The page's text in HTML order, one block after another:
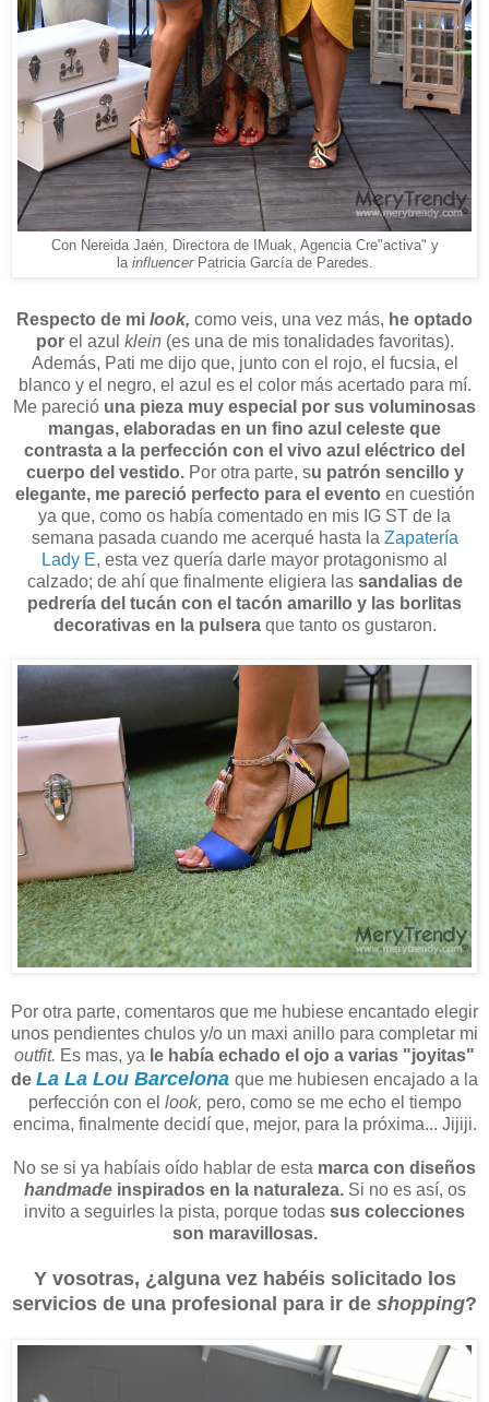
Con Nereida Jaén, Directora de IMuak, Agencia Cre"activa" y
lainfluencerPatricia García de Paredes.
Respecto de mi look, como veis, una vez más, he optado
porel azul klein (es una de mis tonalidades favoritas).
Además, Pati me dijo que, junto con el rojo, el fucsia, el
blanco y el negro, el azul es el color más acertado para mí.
Me pareció una pieza muy especial por sus voluminosas
mangas, elaboradas en un fino azul celeste que
contrasta a la perfección con el vivo azul eléctrico del
cuerpo del vestido.Por otra parte, su patrón sencillo y
elegante, me pareció perfecto para el evento en cuestión
ya que, como os había comentado en mis IG ST de la
semana pasada cuando me acerqué hasta la Zapatería
Lady E, esta vez quería darle mayor protagonismo al
calzado; de ahí que finalmente eligiera las sandalias de
pedrería del tucán con el tacón amarillo y las borlitas
decorativas en la pulsera que tanto os gustaron.
Por otra parte, comentaros que me hubiese encantado elegir
unos pendientes chulos y/o un maxi anillo para completar mi
outfit. Es mas, ya le había echado el ojo a varias "joyitas"
de La La Lou Barcelona que me hubiesen encajado a la
perfección con el look, pero, como se me echo el tiempo
encima, finalmente decidí que, mejor, para la próxima... Jijiji.
No se si ya habíais oído hablar de esta marca con diseños
handmadeinspirados en la naturaleza.Si no es así, os
invito a seguirles la pista, porque todas sus colecciones
son maravillosas.
Y vosotras, ¿alguna vez habéis solicitado los
servicios de una profesional para ir de shopping?